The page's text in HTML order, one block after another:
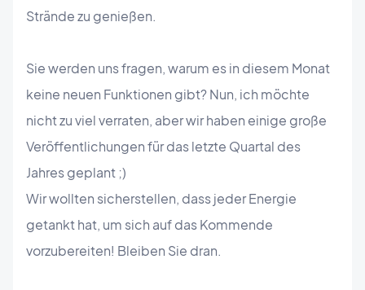
Strände zu genießen.
Sie werden uns fragen, warum es in diesem Monat
keine neuen Funktionen gibt? Nun, ich möchte
nicht zu viel verraten, aber wir haben einige große
Veröffentlichungen für das letzte Quartal des
Jahres geplant ;)
Wir wollten sicherstellen, dass jeder Energie
getankt hat, um sich auf das Kommende
vorzubereiten! Bleiben Sie dran.